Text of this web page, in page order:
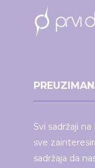
Svi sadržaji
sve
sadržaja da